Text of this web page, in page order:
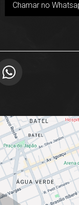
Chamar no